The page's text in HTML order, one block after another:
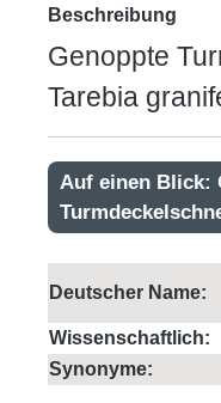
Beschreibung
Genoppte
Tarebia
Auf einen Blick:
Deutscher Name:
Wissenschaftlich:
Synonyme: